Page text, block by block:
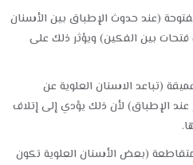
(عند حدوث الإطباق بين الأسنان
فتحات بين الفكين) ويؤثر ذلك على
(تباعد الاسنان العلوية عن
الإطباق) لأن ذلك يؤدي إلى إتلاف
(بعض الأسنان العلوية تكون